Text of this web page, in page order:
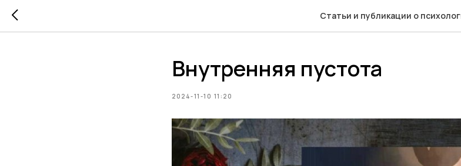
Статьи и публикации о
Внутренняя пустота
2024-11-10 11:20